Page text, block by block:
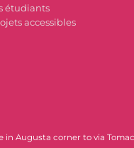
étudiants
accessibles
in Augusta corner to via